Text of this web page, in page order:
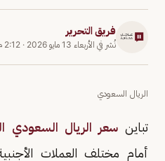
فريق التحرير
نُشر في الأربعاء 13 مايو 2026 · 2:12 م
الريال السعودي
تباينسعر الريال السعودي
أمام مختلف العملات